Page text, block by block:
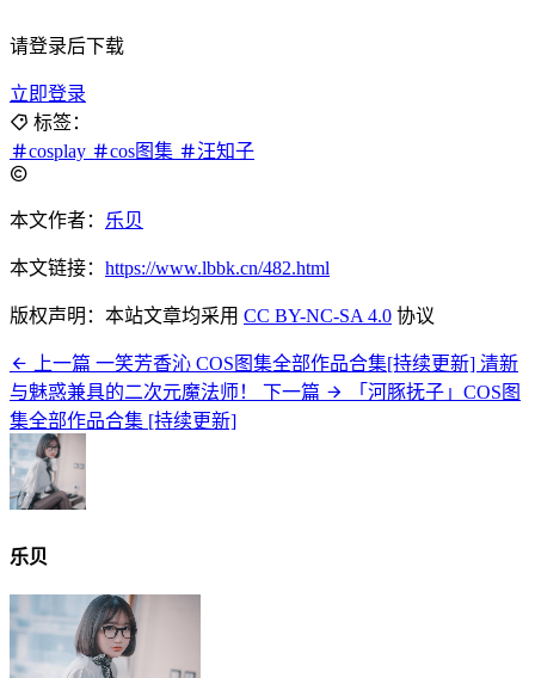
请登录后下载
立即登录
标签：
cosplay
cos图集 汪知子
本文作者： 乐贝
本文链接： https://www.lbbk.cn/482.html
版权声明：本站文章均采用 CC BY-NC-SA 4.0 协议
上一篇 一笑芳香沁 COS图集全部作品合集[持续更新] 清新
与魅惑兼具的二次元魔法师！
下一篇
「河豚抚子」COS图
集全部作品合集 [持续更新]
乐贝